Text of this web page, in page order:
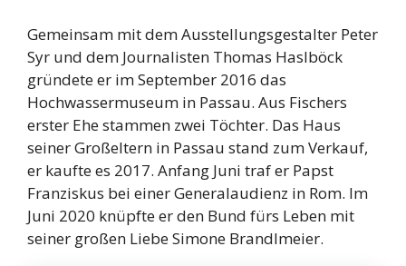
Gemeinsam mit dem Ausstellungsgestalter Peter
Syr und dem Journalisten Thomas Haslböck
gründete er im September 2016 das
Hochwassermuseum in Passau. Aus Fischers
erster Ehe stammen zwei Töchter. Das Haus
seiner Großeltern in Passau stand zum Verkauf,
er kaufte es 2017. Anfang Juni traf er Papst
Franziskus bei einer Generalaudienz in Rom. Im
Juni 2020 knüpfte er den Bund fürs Leben mit
seiner großen Liebe Simone Brandlmeier.